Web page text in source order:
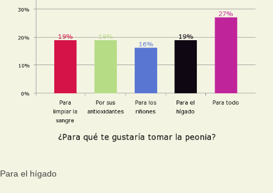
Para el hígado